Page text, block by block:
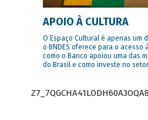
APOIO À CULTURA
O Espaço Cultural é apenas um
o BNDES oferece para o acesso
como o Banco apoiou uma das
do Brasil e como investe no